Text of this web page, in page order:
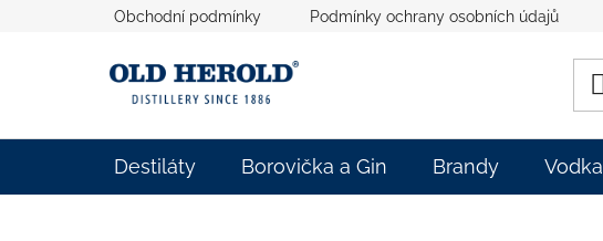
Obchodní podmínky Podmínky ochrany osobních údajů
Destiláty Borovička a Gin Brandy Vodka